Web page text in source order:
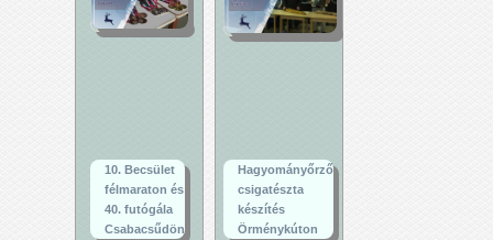
10. Becsület
félmaraton és
40. futógála
Csabacsűdön
Hagyományőrző
csigatészta
készítés
Örménykúton